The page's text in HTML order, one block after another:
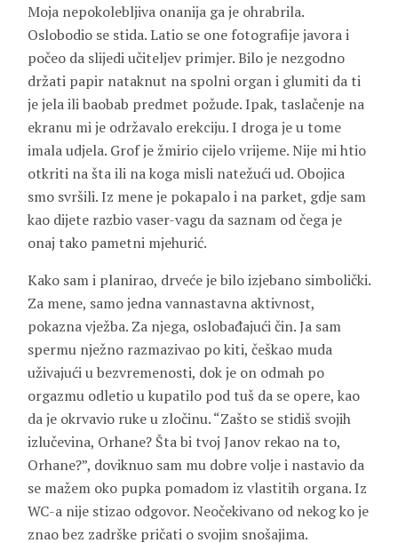
Moja nepokolebljiva onanija ga je ohrabrila.
Oslobodio se stida. Latio se one fotografije javora i
počeo da slijedi učiteljev primjer. Bilo je nezgodno
držati papir nataknut na spolni organ i glumiti da ti
je jela ili baobab predmet požude. Ipak, taslačenje na
ekranu mi je održavalo erekciju. I droga je u tome
imala udjela. Grof je žmirio cijelo vrijeme. Nije mi htio
otkriti na šta ili na koga misli natežući ud. Obojica
smo svršili. Iz mene je pokapalo i na parket, gdje sam
kao dijete razbio vaser-vagu da saznam od čega je
onaj tako pametni mjehurić.
Kako sam i planirao, drveće je bilo izjebano simbolički.
Za mene, samo jedna vannastavna aktivnost,
pokazna vježba. Za njega, oslobađajući čin. Ja sam
spermu nježno razmazivao po kiti, češkao muda
uživajući u bezvremenosti, dok je on odmah po
orgazmu odletio u kupatilo pod tuš da se opere, kao
da je okrvavio ruke u zločinu. “Zašto se stidiš svojih
izlučevina, Orhane? Šta bi tvoj Janov rekao na to,
Orhane?”, doviknuo sam mu dobre volje i nastavio da
se mažem oko pupka pomadom iz vlastitih organa. Iz
WC-a nije stizao odgovor. Neočekivano od nekog ko je
znao bez zadrške pričati o svojim snošajima.